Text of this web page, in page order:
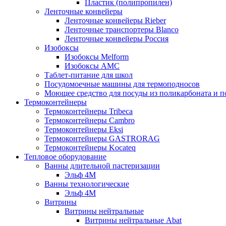
Пластик (полипропилен)
Ленточные конвейеры
Ленточные конвейеры Rieber
Ленточные транспортеры Blanco
Ленточные конвейеры Россия
Изобоксы
Изобоксы Melform
Изобоксы AMC
Таблет-питание для школ
Посудомоечные машины для термоподносов
Моющее средство для посуды из поликарбоната и
Термоконтейнеры
Термоконтейнеры Tribeca
Термоконтейнеры Cambro
Термоконтейнеры Eksi
Термоконтейнеры GASTRORAG
Термоконтейнеры Kocateq
Тепловое оборудование
Ванны длительной пастеризации
Эльф 4М
Ванны технологические
Эльф 4М
Витрины
Витрины нейтральные
Витрины нейтральные Abat